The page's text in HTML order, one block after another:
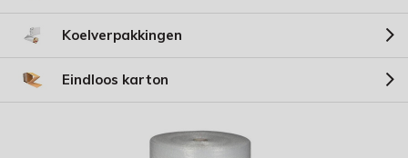
Koelverpakkingen
Eindloos karton